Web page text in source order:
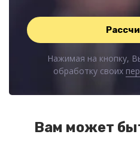
Нажимая на кнопку,
обработку своих
Вам может